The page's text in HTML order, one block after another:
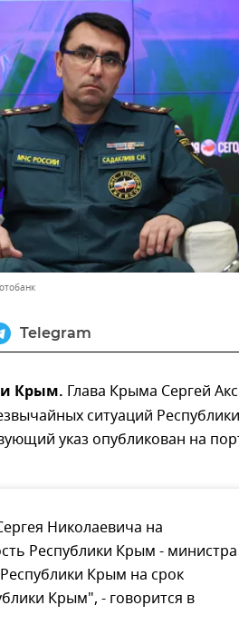
Telegram
Крым. Глава Крыма Сергей
ситуаций Республики
указ опубликован на
Николаевича на
Республики Крым - министра
Крым на срок
Крым", - говорится в